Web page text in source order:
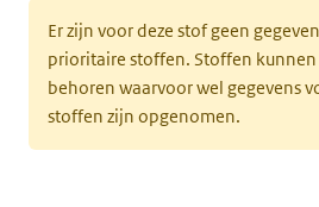
Er zijn voor deze stof geen
prioritaire stoffen. Stoffen
behoren waarvoor wel gegevens
stoffen zijn opgenomen.